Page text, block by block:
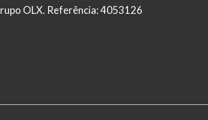
OLX. Referência: 4053126